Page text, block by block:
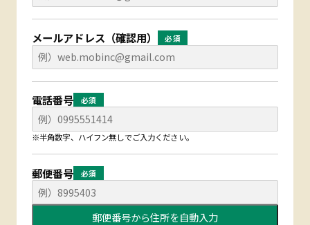
メールアドレス（確認用） 必須
電話番号 必須
※半角数字、ハイフン無しでご入力ください。
郵便番号 必須
郵便番号から住所を自動入力